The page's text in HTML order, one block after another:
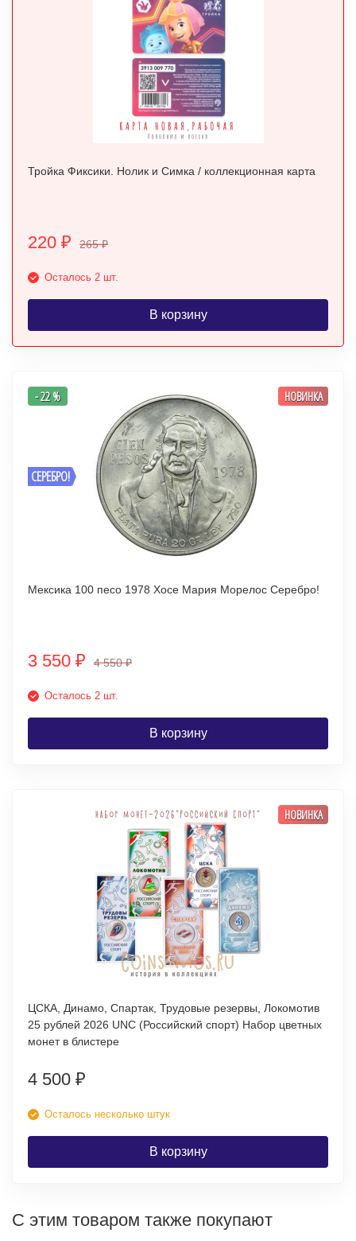
Тройка Фиксики. Нолик и Симка / коллекционная карта
220 ₽ 265₽
Осталось 2 шт.
В корзину
СЕРЕБРО!
- 22 % НОВИНКА
Мексика 100 песо 1978 Хосе Мария Морелос Серебро!
3 550 ₽ 4 550₽
Осталось 2 шт.
В корзину
НОВИНКА
ЦСКА, Динамо, Спартак, Трудовые резервы, Локомотив
25 рублей 2026 UNC (Российский спорт) Набор цветных
монет в блистере
4 500 ₽
Осталось несколько штук
В корзину
С этим товаром также покупают